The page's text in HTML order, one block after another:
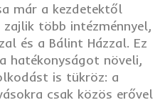
már a kezdetektől
több intézménnyel,
és a Bálint Házzal. Ez
hatékonyságot növeli,
is tükröz: a
csak közös erővel